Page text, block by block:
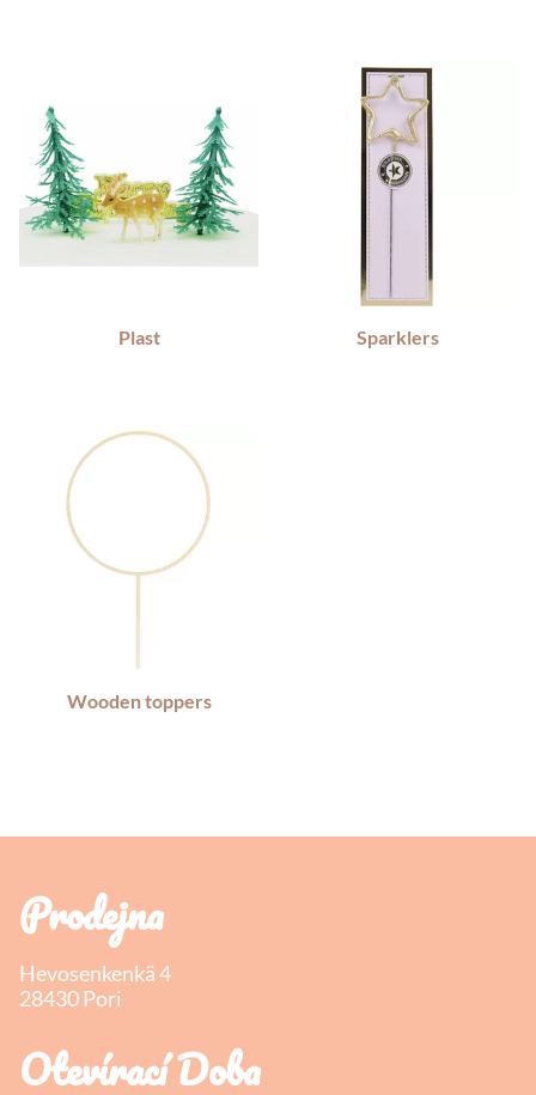
Plast Sparklers
Wooden toppers
Prodejna
Hevosenkenkä 4
28430 Pori
Otevírací Doba